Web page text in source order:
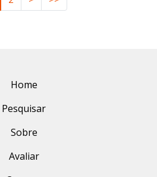
Home
Pesquisar
Sobre
Avaliar